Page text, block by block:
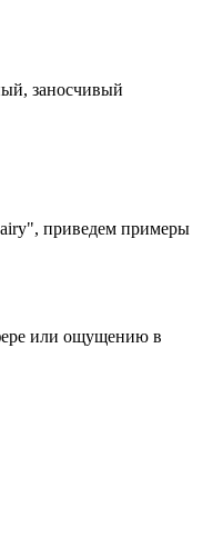
заносчивый
приведем примеры
или ощущению в